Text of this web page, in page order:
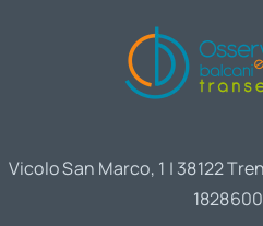
Vicolo San Marco, 1 | 38122
1828600